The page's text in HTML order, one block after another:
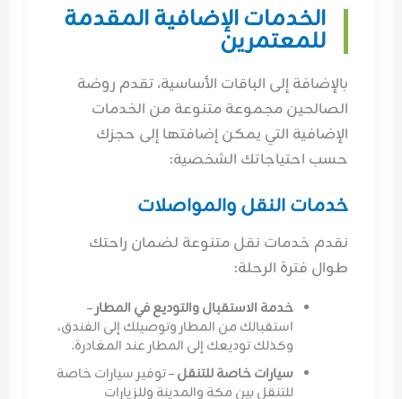
الخدمات الإضافية المقدمة
للمعتمرين
بالإضافة إلى الباقات الأساسية، تقدم روضة
الصالحين مجموعة متنوعة من الخدمات
الإضافية التي يمكن إضافتها إلى حجزك
حسب احتياجاتك الشخصية:
خدمات النقل والمواصلات
نقدم خدمات نقل متنوعة لضمان راحتك
طوال فترة الرحلة:
خدمة الاستقبال والتوديع في المطار–
استقبالك من المطار وتوصيلك إلى الفندق،
وكذلك توديعك إلى المطار عند المغادرة.
سيارات خاصة للتنقل– توفير سيارات خاصة
للتنقل بين مكة والمدينة وللزيارات